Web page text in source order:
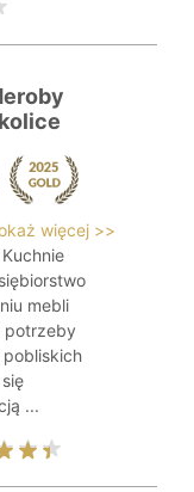
więcej >>
mebli
potrzeby
...